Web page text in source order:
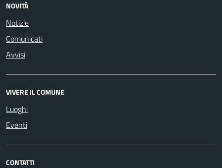
NOVITÀ
Notizie
Comunicati
Avvisi
VIVERE IL COMUNE
Luoghi
Eventi
CONTATTI